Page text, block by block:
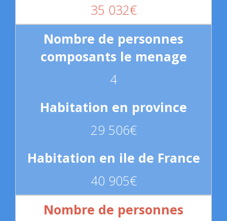
35 032€
4
29 506€
40 905€